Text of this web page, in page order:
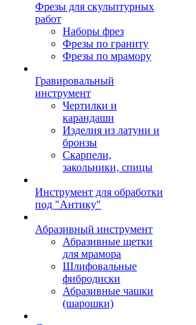
Фрезы для скульптурных
работ
Наборы фрез
Фрезы по граниту
Фрезы по мрамору
Гравировальный
инструмент
Чертилки и
карандаши
Изделия из латуни и
бронзы
Скарпели,
закольники, спицы
Инструмент для обработки
под "Антику"
Абразивный инструмент
Абразивные щетки
для мрамора
Шлифовальные
фибродиски
Абразивные чашки
(шарошки)